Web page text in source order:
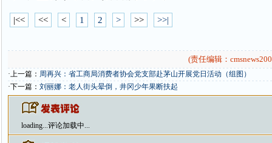
|<< << < 1 2 > >> >>|
(责任编辑：
·上一篇： 周再兴：省工商局消费者协会党支部赴茅山开展党日活动（组图）
·下一篇： 刘丽娜：老人街头晕倒，井冈少年果断扶起
loading...评论加载中...